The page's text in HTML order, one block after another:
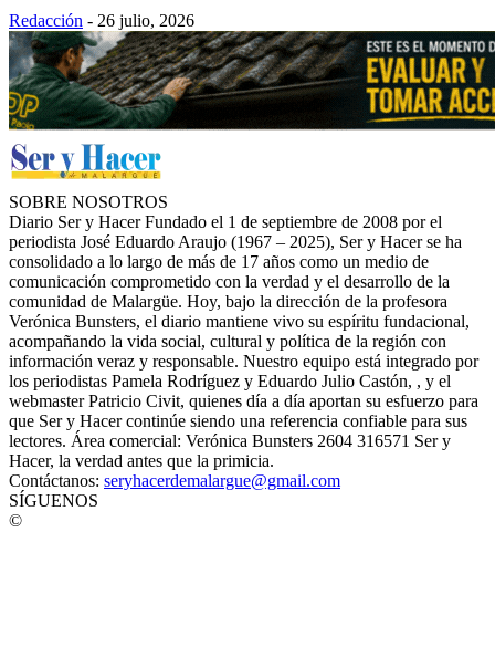
Redacción - 26 julio, 2026
SOBRE NOSOTROS
Diario Ser y Hacer Fundado el 1 de septiembre de 2008 por el
periodista José Eduardo Araujo (1967 – 2025), Ser y Hacer se ha
consolidado a lo largo de más de 17 años como un medio de
comunicación comprometido con la verdad y el desarrollo de la
comunidad de Malargüe. Hoy, bajo la dirección de la profesora
Verónica Bunsters, el diario mantiene vivo su espíritu fundacional,
acompañando la vida social, cultural y política de la región con
información veraz y responsable. Nuestro equipo está integrado por
los periodistas Pamela Rodríguez y Eduardo Julio Castón, , y el
webmaster Patricio Civit, quienes día a día aportan su esfuerzo para
que Ser y Hacer continúe siendo una referencia confiable para sus
lectores. Área comercial: Verónica Bunsters 2604 316571 Ser y
Hacer, la verdad antes que la primicia.
Contáctanos: seryhacerdemalargue@gmail.com
SÍGUENOS
©